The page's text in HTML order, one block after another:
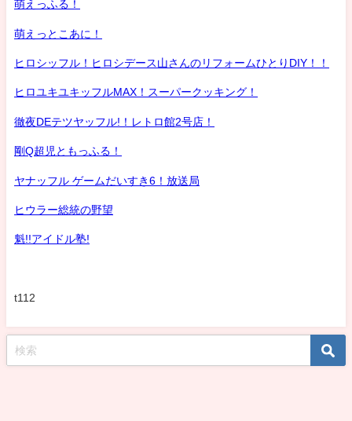
萌えっふる！
萌えっとこあに！
ヒロシッフル！ヒロシデース山さんのリフォームひとりDIY！！
ヒロユキユキッフルMAX！スーパークッキング！
徹夜DEテツヤッフル!！レトロ館2号店！
剛Q超児ともっふる！
ヤナッフル ゲームだいすき6！放送局
ヒウラー総統の野望
魁!!アイドル塾!
t112